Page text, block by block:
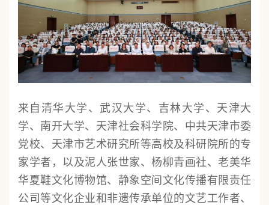
来自清华大学、武汉大学、吉林大学、天津大
学、南开大学、天津社会科学院、中共天津市委
党校、天津市艺术研究所等高校及科研院所的专
家学者，以及泥人张世家、杨柳青画社、老美华
华夏鞋文化博物馆、静象空间文化传播有限责任
公司等文化企业和非遗传承单位的文艺工作者、